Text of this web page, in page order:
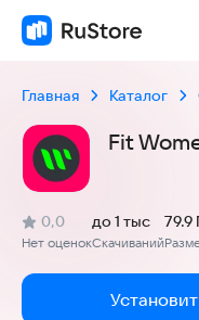
Главная Каталог
Fit
Рейтинг:
0,0
(
Нет оценок
)
Скачиваний
до 1 тыс 79.9